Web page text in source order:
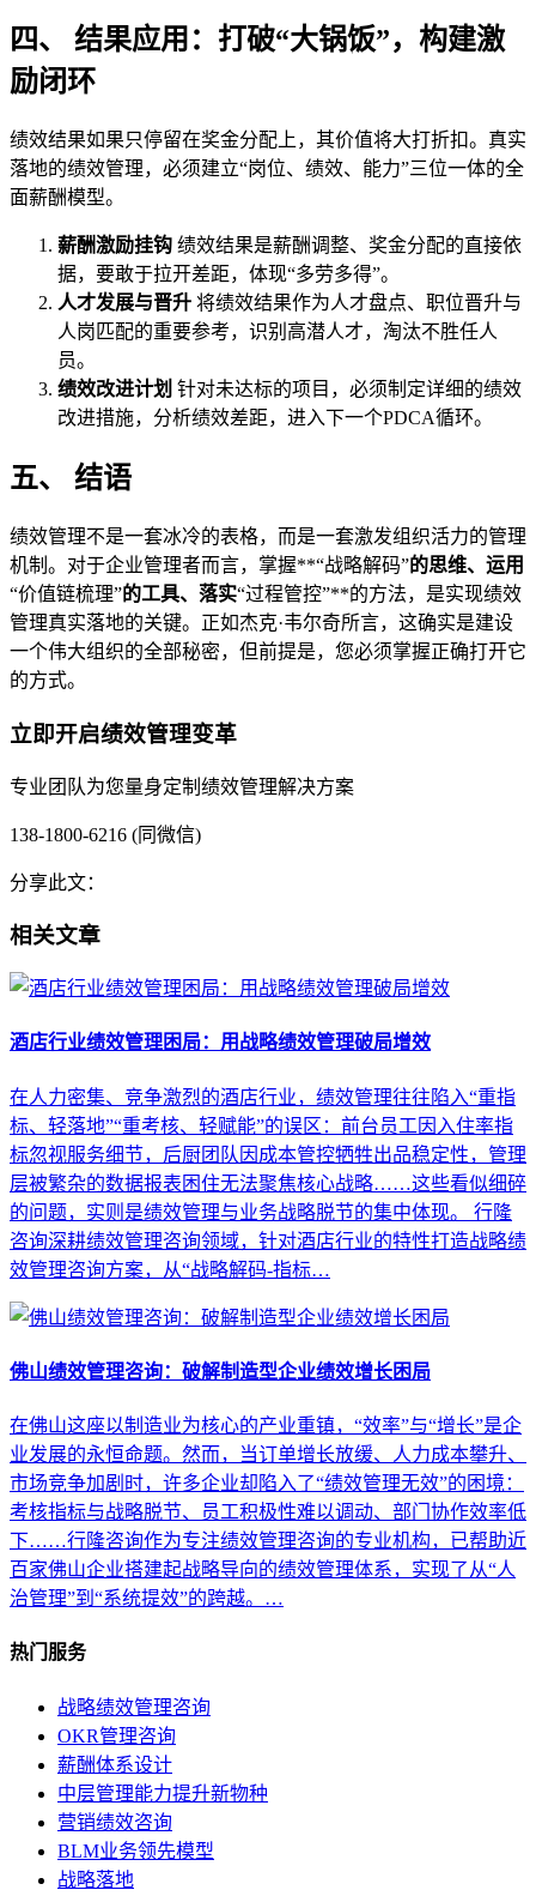
四、 结果应用：打破“大锅饭”，构建激
励闭环
绩效结果如果只停留在奖金分配上，其价值将大打折扣。真实
落地的绩效管理，必须建立“岗位、绩效、能力”三位一体的全
面薪酬模型。
薪酬激励挂钩 绩效结果是薪酬调整、奖金分配的直接依
据，要敢于拉开差距，体现“多劳多得”。
人才发展与晋升 将绩效结果作为人才盘点、职位晋升与
人岗匹配的重要参考，识别高潜人才，淘汰不胜任人
员。
绩效改进计划 针对未达标的项目，必须制定详细的绩效
改进措施，分析绩效差距，进入下一个PDCA循环。
五、 结语
绩效管理不是一套冰冷的表格，而是一套激发组织活力的管理
机制。对于企业管理者而言，掌握**“战略解码”的思维、运用
“价值链梳理”的工具、落实“过程管控”**的方法，是实现绩效
管理真实落地的关键。正如杰克·韦尔奇所言，这确实是建设
一个伟大组织的全部秘密，但前提是，您必须掌握正确打开它
的方式。
立即开启绩效管理变革
专业团队为您量身定制绩效管理解决方案
138-1800-6216 (同微信)
分享此文：
相关文章
酒店行业绩效管理困局：用战略绩效管理破局增效
在人力密集、竞争激烈的酒店行业，绩效管理往往陷入“重指
标、轻落地”“重考核、轻赋能”的误区：前台员工因入住率指
标忽视服务细节，后厨团队因成本管控牺牲出品稳定性，管理
层被繁杂的数据报表困住无法聚焦核心战略……这些看似细碎
的问题，实则是绩效管理与业务战略脱节的集中体现。 行隆
咨询深耕绩效管理咨询领域，针对酒店行业的特性打造战略绩
效管理咨询方案，从“战略解码-指标…
佛山绩效管理咨询：破解制造型企业绩效增长困局
在佛山这座以制造业为核心的产业重镇，“效率”与“增长”是企
业发展的永恒命题。然而，当订单增长放缓、人力成本攀升、
市场竞争加剧时，许多企业却陷入了“绩效管理无效”的困境：
考核指标与战略脱节、员工积极性难以调动、部门协作效率低
下……行隆咨询作为专注绩效管理咨询的专业机构，已帮助近
百家佛山企业搭建起战略导向的绩效管理体系，实现了从“人
治管理”到“系统提效”的跨越。…
热门服务
战略绩效管理咨询
OKR管理咨询
薪酬体系设计
中层管理能力提升新物种
营销绩效咨询
BLM业务领先模型
战略落地